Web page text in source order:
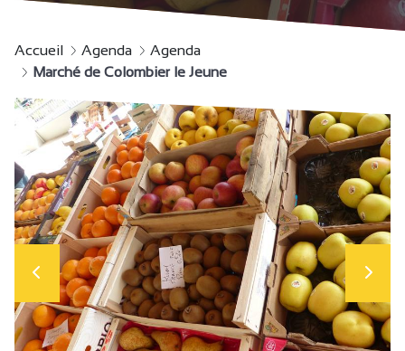
Accueil Agenda
Agenda
Marché de Colombier le Jeune